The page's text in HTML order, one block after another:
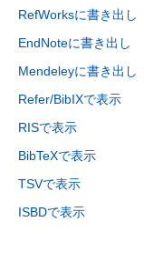
RefWorksに書き出し
EndNoteに書き出し
Mendeleyに書き出し
Refer/BibIXで表示
RISで表示
BibTeXで表示
TSVで表示
ISBDで表示